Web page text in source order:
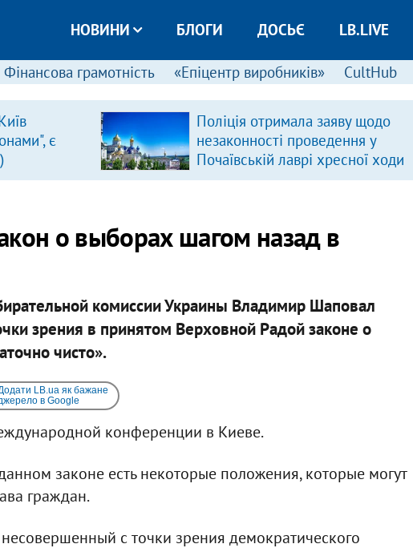
НОВИНИ БЛОГИ ДОСЬЄ LB.LIVE
Фінансова грамотність «Епіцентр виробників» CultHub
є
Поліція отримала заяву щодо
незаконності проведення у
Почаївській лаврі хресної ходи
о выборах шагом назад в
комиссии Украины Владимир Шаповал
зрения в принятом Верховной Радой законе о
чисто».
LB.ua як бажане
в Google
конференции в Киеве.
законе есть некоторые положения, которые могут
граждан.
с точки зрения демократического